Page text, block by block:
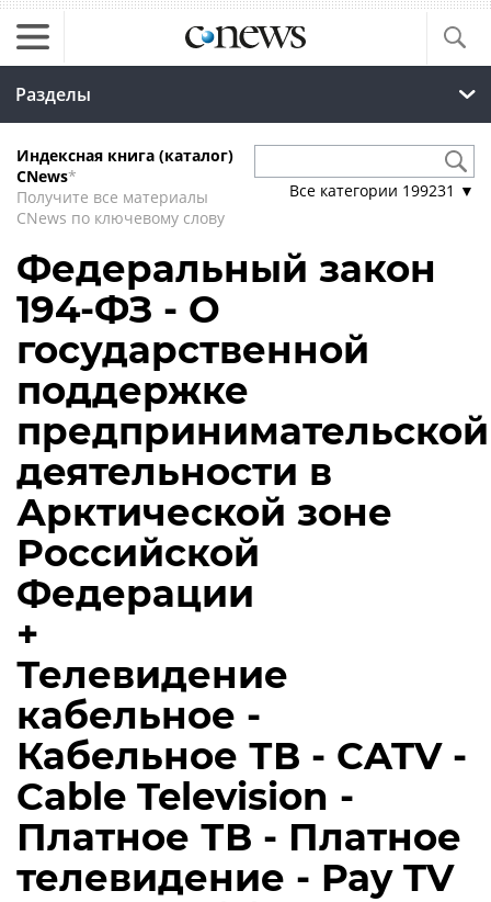
Разделы
Индексная книга (каталог)
CNews*
Получите все материалы
CNews по ключевому слову
Все категории 199231 ▼
Федеральный закон
194-ФЗ - О
государственной
поддержке
предпринимательской
деятельности в
Арктической зоне
Российской
Федерации
+
Телевидение
кабельное -
Кабельное ТВ - CATV -
Cable Television -
Платное ТВ - Платное
телевидение - Pay TV